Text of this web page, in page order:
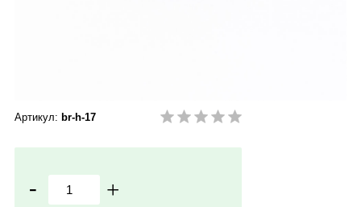
Артикул: br-h-17
- +